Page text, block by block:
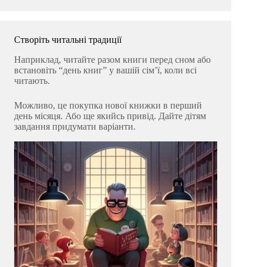
Створіть читальні традиції
Наприклад, читайте разом книги перед сном або
встановіть “день книг” у вашій сім’ї, коли всі
читають.
Можливо, це покупка нової книжки в перший
день місяця. Або ще якийсь привід. Дайте дітям
завдання придумати варіанти.